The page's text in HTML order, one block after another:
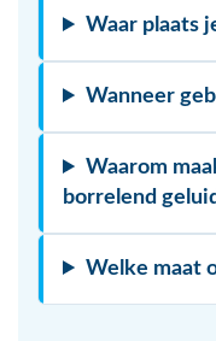
Waar plaats
Wanneer
Waarom
borrelend
Welke maat